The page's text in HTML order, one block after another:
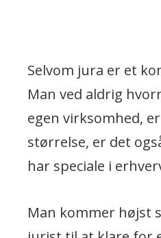
Selvom jura er et
Man ved aldrig
egen virksomhed,
størrelse, er det
har speciale i
Man kommer højst